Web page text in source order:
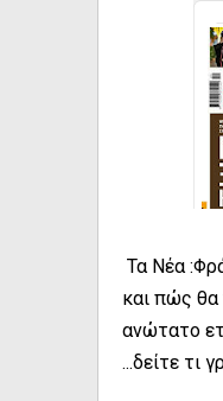
Τα Νέα
και πώς
ανώτατο
...δείτε τι